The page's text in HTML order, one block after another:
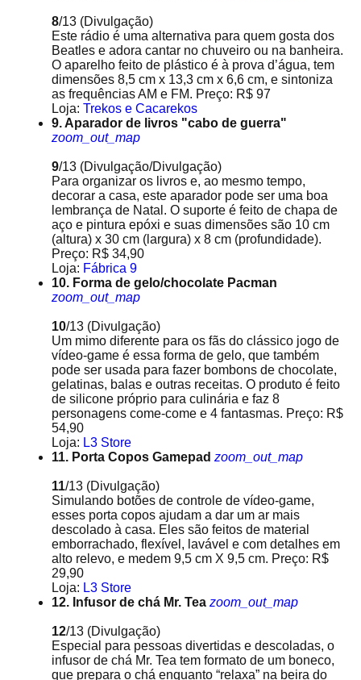
8/13 (Divulgação)
Este rádio é uma alternativa para quem gosta dos
Beatles e adora cantar no chuveiro ou na banheira.
O aparelho feito de plástico é à prova d’água, tem
dimensões 8,5 cm x 13,3 cm x 6,6 cm, e sintoniza
as frequências AM e FM. Preço: R$ 97
Loja: Trekos e Cacarekos
9. Aparador de livros "cabo de guerra"
zoom_out_map
9/13 (Divulgação/Divulgação)
Para organizar os livros e, ao mesmo tempo,
decorar a casa, este aparador pode ser uma boa
lembrança de Natal. O suporte é feito de chapa de
aço e pintura epóxi e suas dimensões são 10 cm
(altura) x 30 cm (largura) x 8 cm (profundidade).
Preço: R$ 34,90
Loja: Fábrica 9
10. Forma de gelo/chocolate Pacman
zoom_out_map
10/13 (Divulgação)
Um mimo diferente para os fãs do clássico jogo de
vídeo-game é essa forma de gelo, que também
pode ser usada para fazer bombons de chocolate,
gelatinas, balas e outras receitas. O produto é feito
de silicone próprio para culinária e faz 8
personagens come-come e 4 fantasmas. Preço: R$
54,90
Loja: L3 Store
11. Porta Copos Gamepad zoom_out_map
11/13 (Divulgação)
Simulando botões de controle de vídeo-game,
esses porta copos ajudam a dar um ar mais
descolado à casa. Eles são feitos de material
emborrachado, flexível, lavável e com detalhes em
alto relevo, e medem 9,5 cm X 9,5 cm. Preço: R$
29,90
Loja: L3 Store
12. Infusor de chá Mr. Tea zoom_out_map
12/13 (Divulgação)
Especial para pessoas divertidas e descoladas, o
infusor de chá Mr. Tea tem formato de um boneco,
que prepara o chá enquanto “relaxa” na beira do